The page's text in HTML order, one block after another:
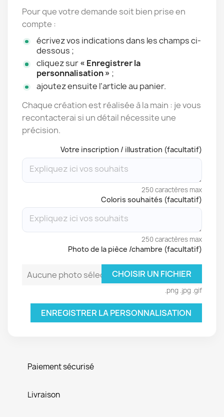
Pour que votre demande soit bien prise en
compte :
écrivez vos indications dans les champs ci-
dessous ;
cliquez sur« Enregistrer la
personnalisation » ;
ajoutez ensuite l’article au panier.
Chaque création est réalisée à la main : je vous
recontacterai si un détail nécessite une
précision.
Votre inscription / illustration (facultatif)
250 caractères max
Coloris souhaités (facultatif)
250 caractères max
Photo de la pièce /chambre (facultatif)
Aucune photo sélectionnéeCHOISIR UN FICHIER
.png .jpg .gif
ENREGISTRER LA PERSONNALISATION
Paiement sécurisé
Livraison